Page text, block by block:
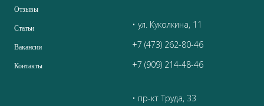
Отзывы
Статьи
Вакансии
Контакты
• ул. Куколкина, 11
+7 (473) 262-80-46
+7 (909) 214-48-46
• пр-кт Труда, 33